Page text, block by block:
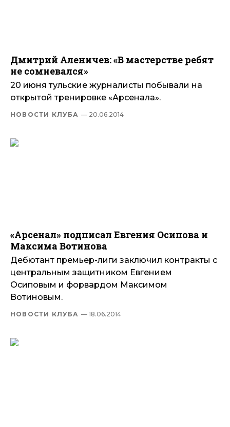
Дмитрий Аленичев: «В мастерстве ребят
не сомневался»
20 июня тульские журналисты побывали на
открытой тренировке «Арсенала».
НОВОСТИ КЛУБА — 20.06.2014
«Арсенал» подписал Евгения Осипова и
Максима Вотинова
Дебютант премьер-лиги заключил контракты с
центральным защитником Евгением
Осиповым и форвардом Максимом
Вотиновым.
НОВОСТИ КЛУБА — 18.06.2014